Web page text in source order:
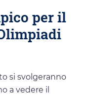
per il
si svolgeranno
a vedere il